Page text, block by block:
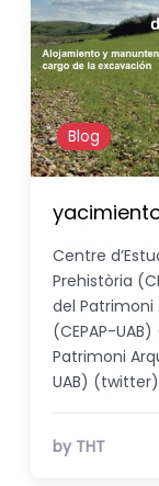
Blog
Centre
Prehistòria
del Patrimoni
(CEPAP-
Patrimoni
UAB)
by THT